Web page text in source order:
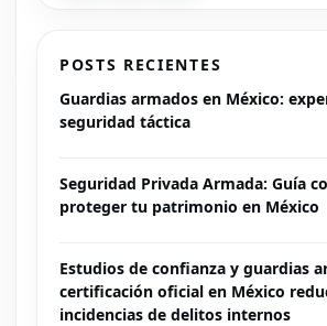
POSTS RECIENTES
Guardias armados en México:
seguridad táctica
Seguridad Privada Armada: Guía
proteger tu patrimonio en México
Estudios de confianza y guardias
certificación oficial en México
incidencias de delitos internos